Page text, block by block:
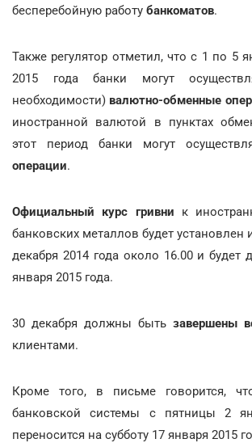
бесперебойную работу банкоматов.
Также регулятор отметил, что с 1 по 5
2015 года банки могут
необходимости) валютно-обменные
иностранной валютой в пунктах
этот период банки могут
операции.
Официальный курс гривни к
банковских металлов будет установлен
декабря 2014 года около 16.00 и будет
января 2015 года.
30 декабря должны быть завершены
клиентами.
Кроме того, в письме говорится,
банковской системы с пятницы 2
переносится на субботу 17 января 2015